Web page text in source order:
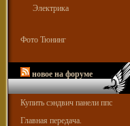
Электрика
Фото Тюнинг
новое на форуме
Купить сэндвич панели ппс
Главная передача.